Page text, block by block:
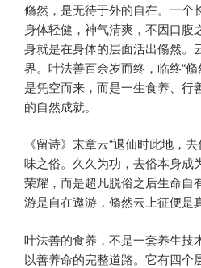
翛然，是无待于外的自在。一个
身体轻健，神气清爽，不因口腹
身就是在身体的层面活出翛然。
界。叶法善百余岁而终，临终“翛
是凭空而来，而是一生食养、行
的自然成就。
《留诗》末章云“退仙时此地，
味之俗。久久为功，去俗本身
荣耀，而是超凡脱俗之后生命自
游是自在遨游，翛然云上征便是
叶法善的食养，不是一套养生技
以善养命的完整道路。它有四个